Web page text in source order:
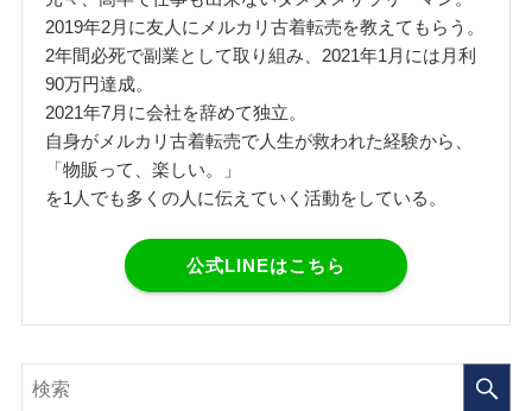
2019年2月に友人にメルカリ古着転売を教えてもらう。
2年間必死で副業として取り組み、2021年1月には月利
90万円達成。
2021年7月に会社を辞めて独立。
自身がメルカリ古着転売で人生が救われた経験から、
「物販って、楽しい。」
を1人でも多くの人に伝えていく活動をしている。
公式LINEはこちら